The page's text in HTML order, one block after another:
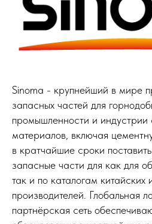
Sinoma - крупнейший в мире
запасных частей для
промышленности и индустрии
материалов, включая
в кратчайшие сроки
запасные части для как для
так и по каталогам китайских
производителей. Глобальная
партнёрская сеть